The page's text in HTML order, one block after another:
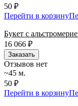
50 ₽
Перейти в корзину
Букет с
16 066 ₽
Заказать
Отзывов нет
~45 м.
50 ₽
Перейти в корзину